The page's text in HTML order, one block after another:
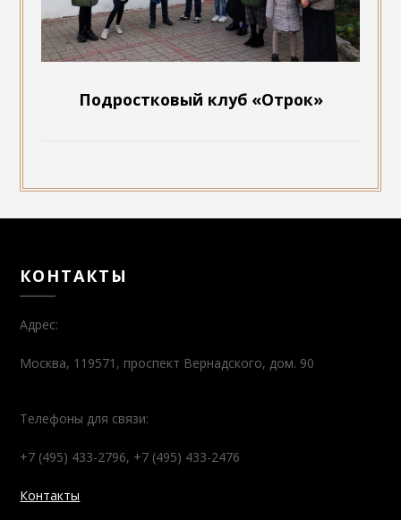
Подростковый клуб «Отрок»
КОНТАКТЫ
Адрес:
Москва, 119571, проспект Вернадского, дом. 90
Телефоны для связи:
+7 (495) 433-2796, +7 (495) 433-2476
Контакты